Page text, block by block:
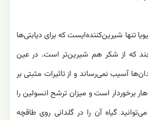
تنها شیرین‌کننده‌ایست که برای دیابتی‌ها
‏که از شکر هم شیرین‌تر است. در عین
آسیب نمی‌رساند و از تاثیرات مثبتی بر
‏برخوردار است و میزان ترشح انسولین را
گیاه آن را در گلدانی روی طاقچه‌